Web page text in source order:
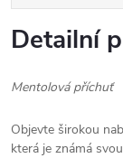
Detailní
Mentolová příchuť
Objevte širokou
která je známá